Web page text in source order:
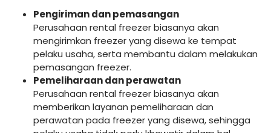
Pengiriman dan pemasangan
Perusahaan rental freezer biasanya akan
mengirimkan freezer yang disewa ke tempat
pelaku usaha, serta membantu dalam melakukan
pemasangan freezer.
Pemeliharaan dan perawatan
Perusahaan rental freezer biasanya akan
memberikan layanan pemeliharaan dan
perawatan pada freezer yang disewa, sehingga